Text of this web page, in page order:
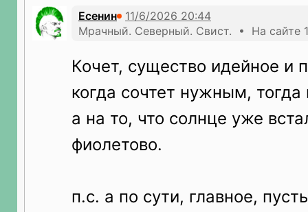
Есенин
Мрачный. Северный. Свист. • На сайте
Кочет, существо идейное и
когда сочтет нужным, тогда
а на то, что солнце уже
фиолетово.
п.с. а по сути, главное,